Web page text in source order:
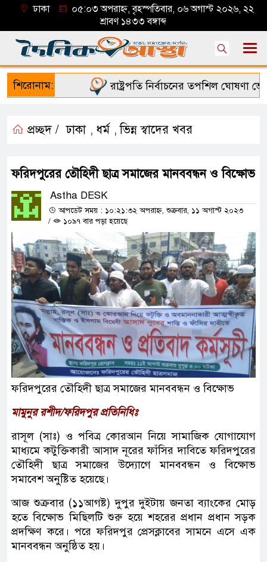
ঢাকা
০৫:০৩ অপরাহ্ন, বৃহস্পতিবার, ০৬ অগাস্ট ২০২৬, ২২
শ্রাবণ ১৪৩৩ বঙ্গাব্দ
শিরোনাম: রাষ্ট্রপতি নির্বাচনের তপশিল ঘোষণা
প্রচ্ছদ / ঢাকা , ধর্ম ,ভিন্ন স্বাদের খবর
ফরিদপুরের তৌহিদী ছাত্র সমাজের মানববন্ধন ও বিক্ষোভ
Astha DESK
আপডেট সময় : ১০:২১:৩২ অপরাহ্ন, শুক্রবার, ১১ অগাস্ট ২০২৩
/
১০৯৭ বার পড়া হয়েছে
ফরিদপুরের তৌহিদী ছাত্র সমাজের মানববন্ধন ও বিক্ষোভ
মামুনুর রশীদ/ফরিদপুর প্রতিনিধিঃ
রাসূল (সাঃ) ও পবিত্র কোরআন নিয়ে সামাজিক যোগাযোগ
মাধ্যমে কটুক্তিকারী আসাদ নূরের ফাঁসির দাবিতে ফরিদপুরের
তৌহিদী ছাত্র সমাজের উদ্যোগে মানববন্ধন ও বিক্ষোভ
সমাবেশ অনুষ্টিত হয়েছে।
আজ শুক্রবার (১১আগষ্ট) দুপুর দুইটায় জনতা ব্যাংকের মোড়
হতে বিক্ষোভ মিছিলটি শুরু হয়ে শহরের প্রধান প্রধান সড়ক
প্রদক্ষিণ করে। পরে ফরিদপুর প্রেসক্লাবের সামনে এসে এক
মানববন্ধন অনুষ্ঠিত হয়।